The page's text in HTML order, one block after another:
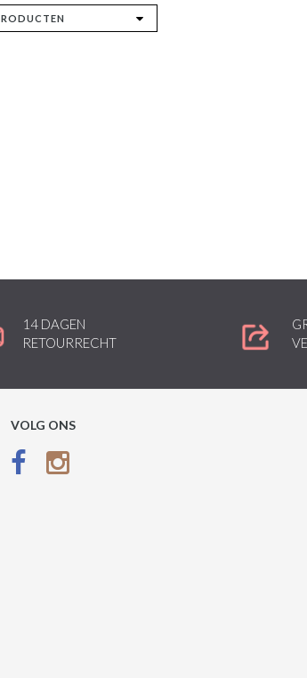
14 DAGEN
RETOURRECHT
VOLG ONS